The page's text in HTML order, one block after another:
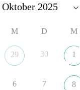
zumindest in
⚠️ Aufruf zum
⚠️ Einhaltung von
M D M
29 30 1
6 7 8